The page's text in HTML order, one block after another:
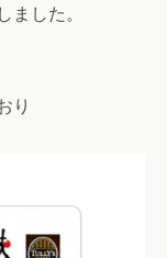
した。
り